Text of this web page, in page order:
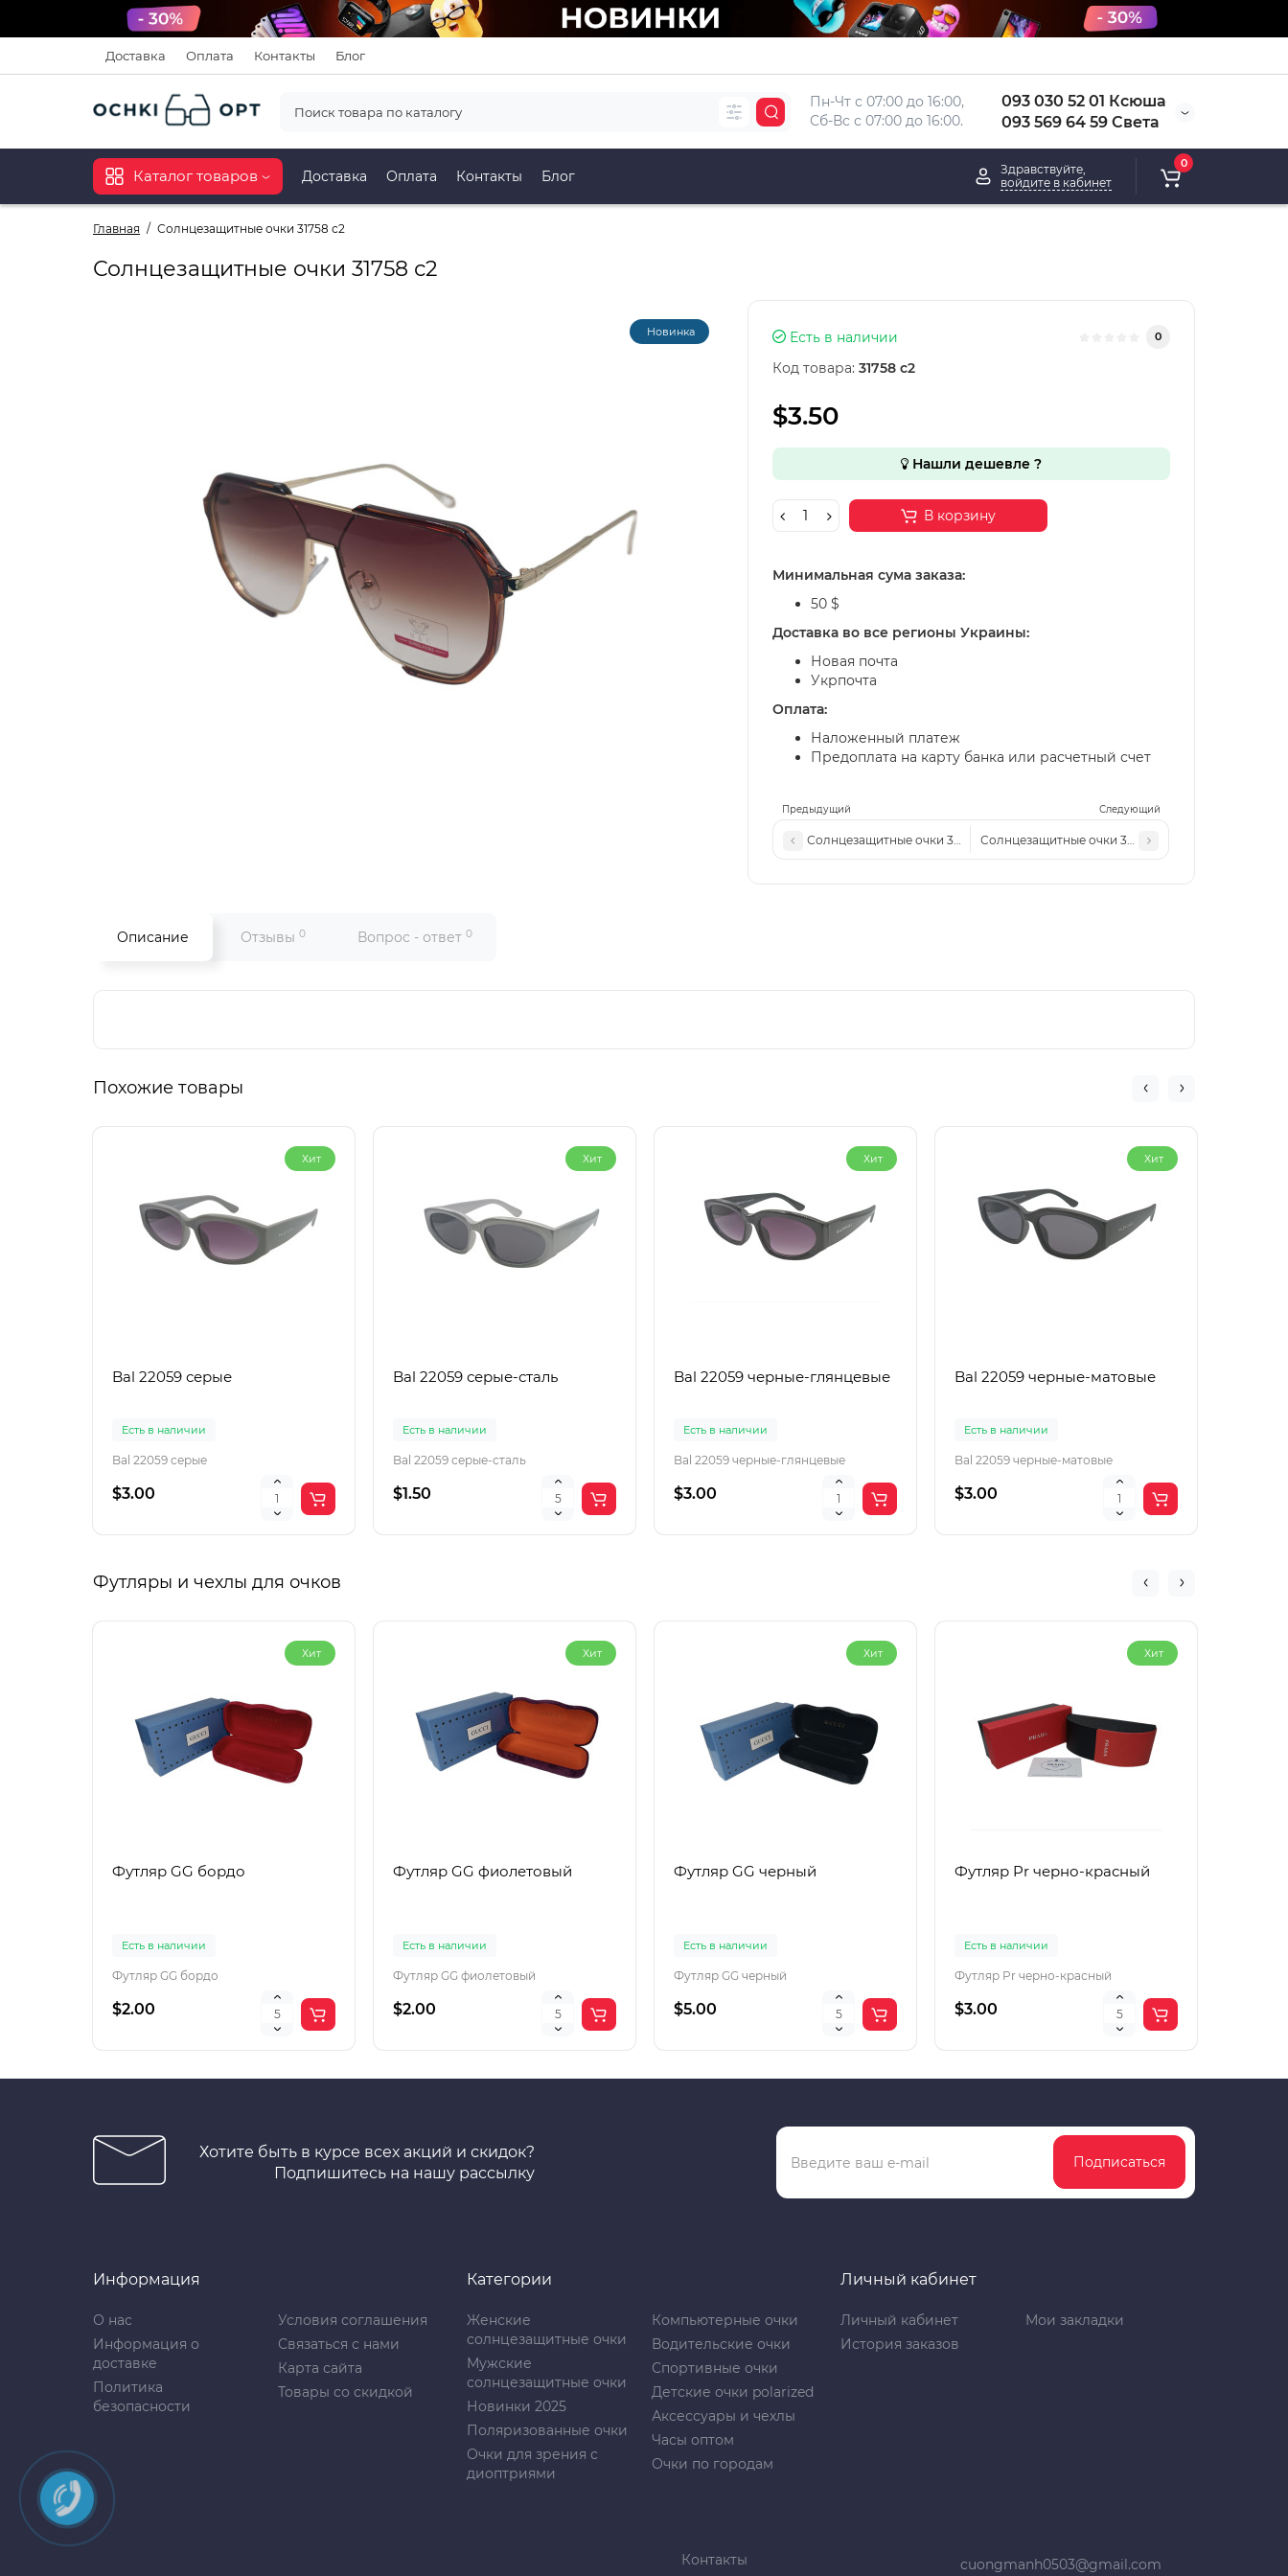
Доставка Оплата Контакты Блог
Пн-Чт с 07:00 до 16:00,
Сб-Вс с 07:00 до 16:00.
093 030 52 01 Ксюша
093 569 64 59 Света
Каталог товаров Доставка Оплата Контакты Блог
Здравствуйте,
войдите в кабинет
0
Главная Солнцезащитные очки 31758 с2
Солнцезащитные очки 31758 с2
Новинка
Предыдущий Следующий
Солнцезащитные очки 31758 с1Солнцезащитные очки 31758 с3
Есть в наличии 0
Код товара: 31758 с2
$3.50
Нашли дешевле ?
В корзину
Минимальная сума заказа:
50 $
Доставка во все регионы Украины:
Новая почта
Укрпочта
Оплата:
Наложенный платеж
Предоплата на карту банка или расчетный счет
Описание Отзывы 0 Вопрос - ответ 0
Похожие товары
Хит
Bal 22059 серые
Есть в наличии
Bal 22059 серые
$3.00
Хит
Bal 22059 серые-сталь
Есть в наличии
Bal 22059 серые-сталь
$1.50
Хит
Bal 22059 черные-глянцевые
Есть в наличии
Bal 22059 черные-глянцевые
$3.00
Хит
Bal 22059 черные-матовые
Есть в наличии
Bal 22059 черные-матовые
$3.00
Футляры и чехлы для очков
Хит
Футляр GG бордо
Есть в наличии
Футляр GG бордо
$2.00
Хит
Футляр GG фиолетовый
Есть в наличии
Футляр GG фиолетовый
$2.00
Хит
Футляр GG черный
Есть в наличии
Футляр GG черный
$5.00
Хит
Футляр Pr черно-красный
Есть в наличии
Футляр Pr черно-красный
$3.00
Хотите быть в курсе всех акций и скидок?
Подпишитесь на нашу рассылку
Подписаться
Информация
О нас
Информация о
доставке
Политика
безопасности
Условия соглашения
Связаться с нами
Карта сайта
Товары со скидкой
Категории
Женские
солнцезащитные очки
Мужские
солнцезащитные очки
Новинки 2025
Поляризованные очки
Очки для зрения с
диоптриями
Компьютерные очки
Водительские очки
Спортивные очки
Детские очки polarized
Аксессуары и чехлы
Часы оптом
Очки по городам
Личный кабинет
Личный кабинет
История заказов
Мои закладки
Контакты cuongmanh0503@gmail.com